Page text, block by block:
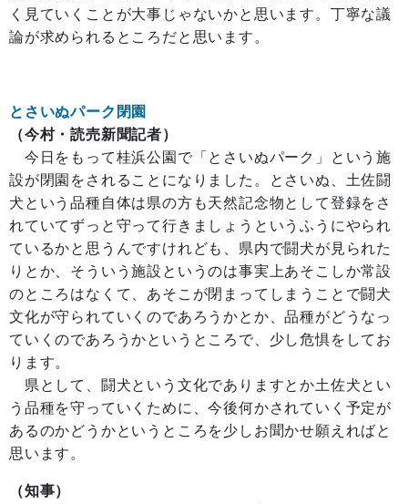
く見ていくことが大事じゃないかと思います。丁寧な議
論が求められるところだと思います。
とさいぬパーク閉園
（今村・読売新聞記者）
今日をもって桂浜公園で「とさいぬパーク」という施
設が閉園をされることになりました。とさいぬ、土佐闘
犬という品種自体は県の方も天然記念物として登録をさ
れていてずっと守って行きましょうというふうにやられ
ているかと思うんですけれども、県内で闘犬が見られた
りとか、そういう施設というのは事実上あそこしか常設
のところはなくて、あそこが閉まってしまうことで闘犬
文化が守られていくのであろうかとか、品種がどうなっ
ていくのであろうかというところで、少し危惧をしてお
ります。
県として、闘犬という文化でありますとか土佐犬とい
う品種を守っていくために、今後何かされていく予定が
あるのかどうかというところを少しお聞かせ願えればと
思います。
（知事）